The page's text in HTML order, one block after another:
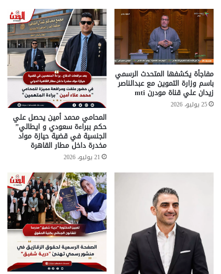
مفاجأة يكشفها المتحدث الرسمي
باسم وزارة التموين مع عبدالناصر
زيدان علي قناة مودرن mti
25 يوليو، 2026
المحامي محمد أمين يحصل علي
حكم ببراءة سعودي و ايطالي”
الجنسية في قضية حيازة مواد
مخدرة داخل مطار القاهرة
21 يوليو، 2026